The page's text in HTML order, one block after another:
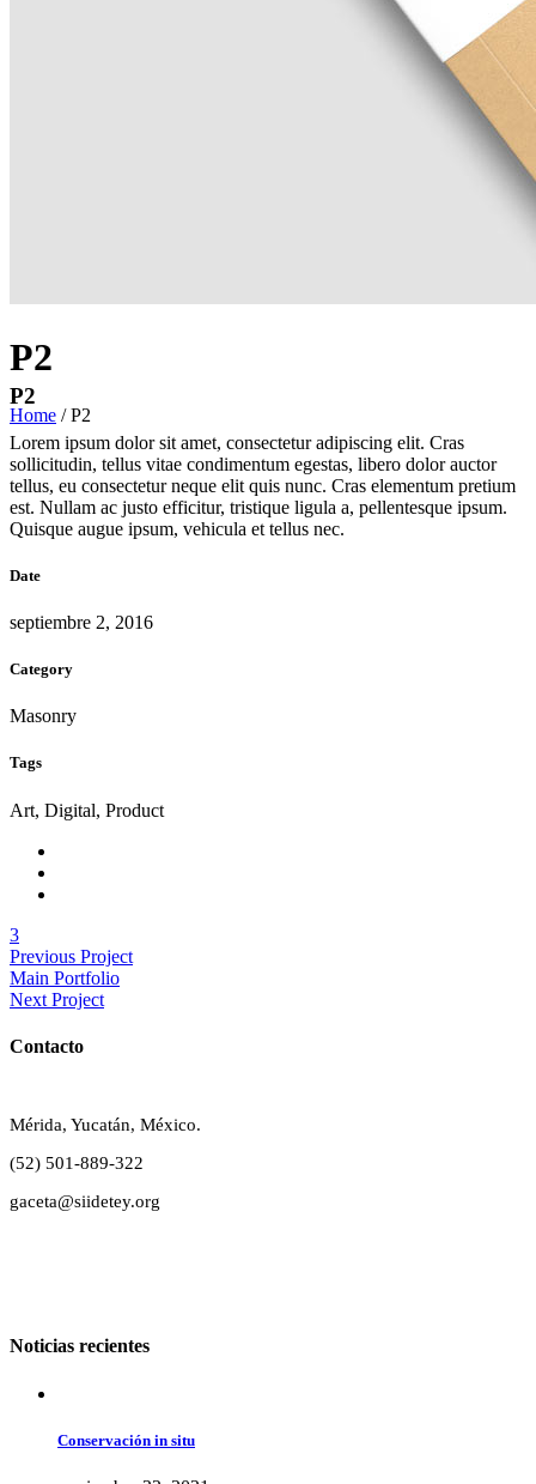
P2
Home /P2
P2
Lorem ipsum dolor sit amet, consectetur adipiscing elit. Cras
sollicitudin, tellus vitae condimentum egestas, libero dolor auctor
tellus, eu consectetur neque elit quis nunc. Cras elementum pretium
est. Nullam ac justo efficitur, tristique ligula a, pellentesque ipsum.
Quisque augue ipsum, vehicula et tellus nec.
Date
septiembre 2, 2016
Category
Masonry
Tags
Art, Digital, Product
3
Previous Project
Main Portfolio
Next Project
Contacto
Mérida, Yucatán, México.
(52) 501-889-322
gaceta@siidetey.org
Noticias recientes
Conservación in situ